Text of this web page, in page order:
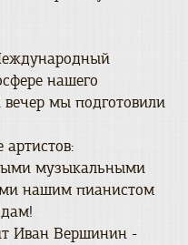
нашего
вечер мы подготовили
артистов:
музыкальными
нашим пианистом
Иван Вершинин -